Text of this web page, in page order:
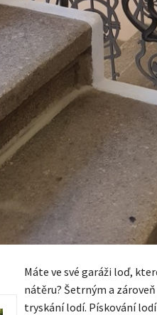
Máte ve své garáži loď,
nátěru? Šetrným a
tryskání lodí. Pískování